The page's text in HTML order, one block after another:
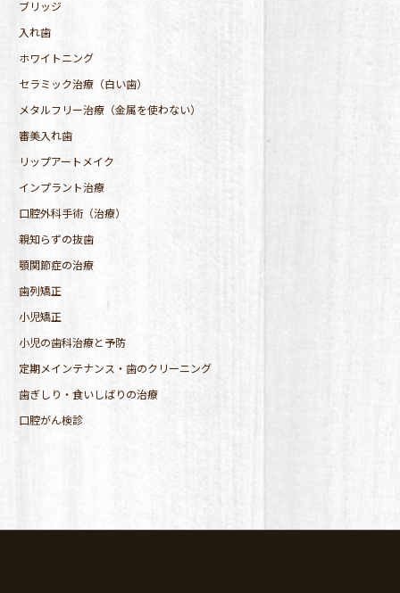
ブリッジ
入れ歯
ホワイトニング
セラミック治療（白い歯）
メタルフリー治療（金属を使わない）
審美入れ歯
リップアートメイク
インプラント治療
口腔外科手術（治療）
親知らずの抜歯
顎関節症の治療
歯列矯正
小児矯正
小児の歯科治療と予防
定期メインテナンス・歯のクリーニング
歯ぎしり・食いしばりの治療
口腔がん検診